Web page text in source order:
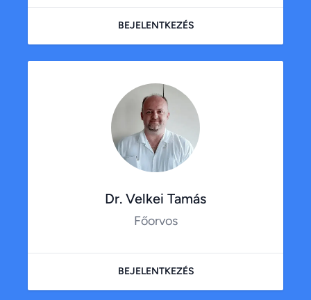
BEJELENTKEZÉS
Dr. Velkei Tamás
Főorvos
BEJELENTKEZÉS